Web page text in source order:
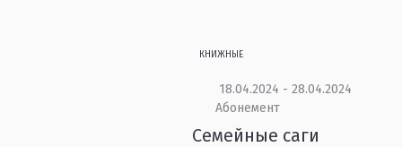
КНИЖНЫЕ
18.04.2024 - 28.04.2024
Абонемент
Семейные саги